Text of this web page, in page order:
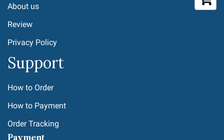
About us
Review
Privacy Policy
Support
How to Order
How to Payment
Order Tracking
Payment